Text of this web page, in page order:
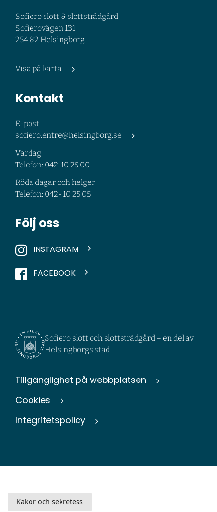
Sofiero slott & slottsträdgård
Sofierovägen 131
254 82 Helsingborg
Visa på karta
Kontakt
E-post:
sofiero.entre@helsingborg.se
Vardag
Telefon: 042-10 25 00
Röda dagar och helger
Telefon: 042- 10 25 05
Följ oss
INSTAGRAM
FACEBOOK
Sofiero slott och slottsträdgård – en del av
Helsingborgs stad
Tillgänglighet på webbplatsen
Cookies
Integritetspolicy
Kakor och sekretess